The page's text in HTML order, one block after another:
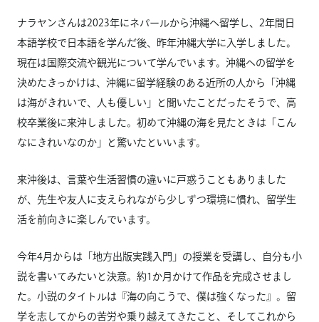
ナラヤンさんは2023年にネパールから沖縄へ留学し、2年間日
本語学校で日本語を学んだ後、昨年沖縄大学に入学しました。
現在は国際交流や観光について学んでいます。沖縄への留学を
決めたきっかけは、沖縄に留学経験のある近所の人から「沖縄
は海がきれいで、人も優しい」と聞いたことだったそうで、高
校卒業後に来沖しました。初めて沖縄の海を見たときは「こん
なにきれいなのか」と驚いたといいます。
来沖後は、言葉や生活習慣の違いに戸惑うこともありました
が、先生や友人に支えられながら少しずつ環境に慣れ、留学生
活を前向きに楽しんでいます。
今年4月からは「地方出版実践入門」の授業を受講し、自分も小
説を書いてみたいと決意。約1か月かけて作品を完成させまし
た。小説のタイトルは『海の向こうで、僕は強くなった』。留
学を志してからの苦労や乗り越えてきたこと、そしてこれから